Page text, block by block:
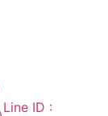
Line ID :